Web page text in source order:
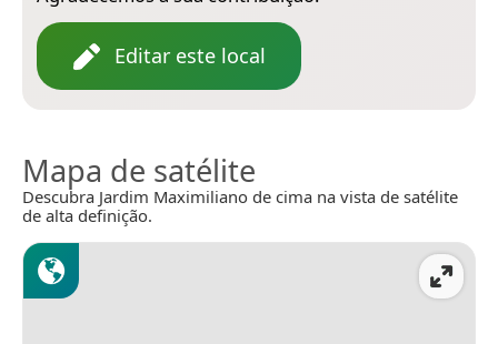
Editar este local
Mapa de satélite
Descubra Jardim Maximiliano de cima na vista de satélite
de alta definição.